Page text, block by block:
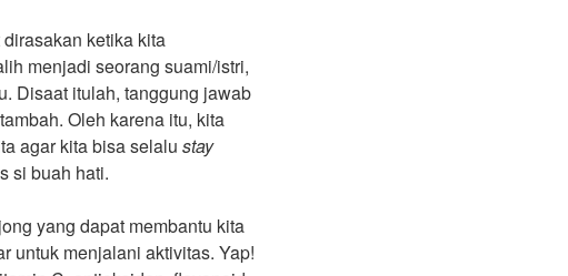
ketika kita
menjadi seorang suami/istri,
Disaat itulah, tanggung jawab
Oleh karena itu, kita
agar kita bisa selalu stay
si buah hati.
yang dapat membantu kita
untuk menjalani aktivitas. Yap!